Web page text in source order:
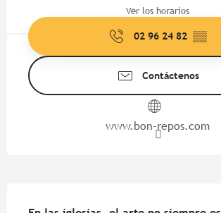
Ver los horarios
02 96 24 82 ▒▒
Contáctenos
www.bon-repos.com